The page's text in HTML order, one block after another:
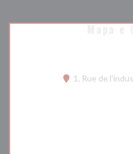
1, Rue de